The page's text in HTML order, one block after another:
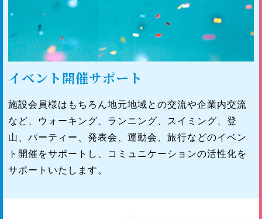
イベント開催サポート
施設会員様はもちろん地元地域との交流や企業内交流
など、ウォーキング、ランニング、スイミング、登
山、パーティー、発表会、運動会、旅行などのイベン
ト開催をサポートし、コミュニケーションの活性化を
サポートいたします。